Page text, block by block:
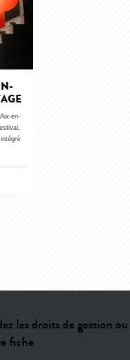
en-
les droits de gestion ou
fiche